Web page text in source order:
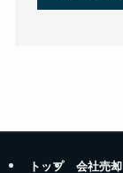
トップ 会社売却